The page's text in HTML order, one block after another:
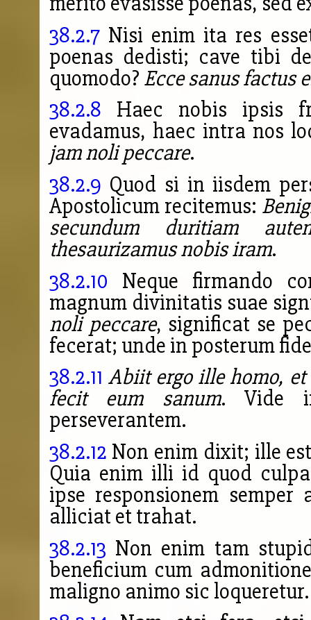
38.2.7Nisi enim ita res
poenas dedisti; cave tibi
quomodo? Ecce sanus factus
38.2.8 Haec nobis ipsis
evadamus, haec intra nos
jam noli peccare.
38.2.9 Quod si in iisdem
Apostolicum recitemus:
secundum duritiam
thesaurizamus nobis iram.
38.2.10 Neque firmando
magnum divinitatis suae
noli peccare, significat se
fecerat; unde in posterum
38.2.11 Abiit ergo ille homo, et
fecit eum sanum. Vide
perseverantem.
38.2.12 Non enim dixit; ille
Quia enim illi id quod
ipse responsionem
alliciat et trahat.
38.2.13 Non enim tam
beneficium cum
maligno animo sic loqueretur.